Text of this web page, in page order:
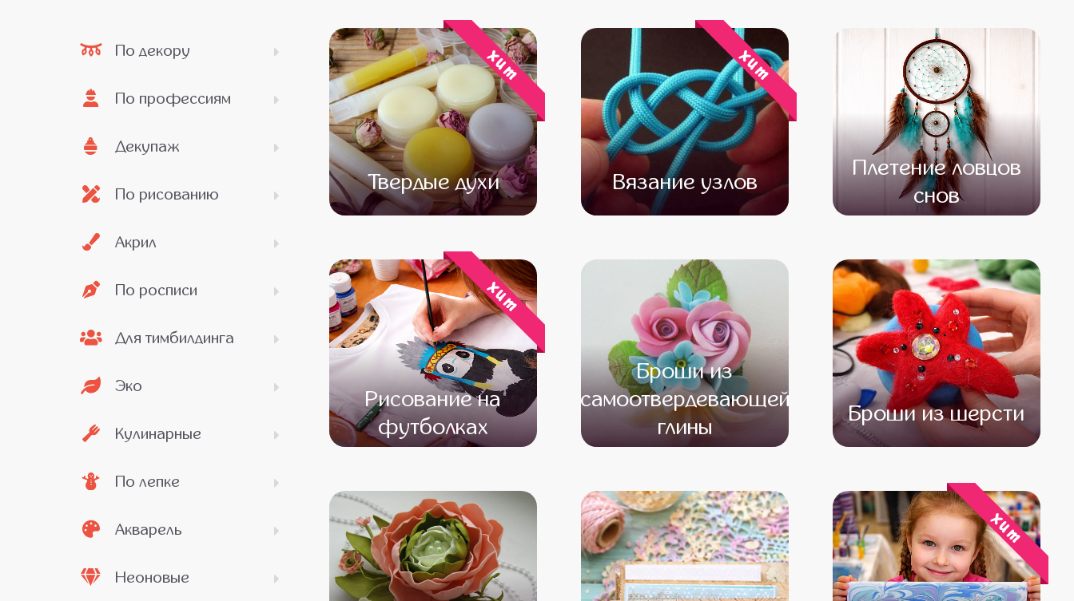
По декору
По профессиям
Декупаж
По рисованию
Акрил
По росписи
Для тимбилдинга
Эко
Кулинарные
По лепке
Акварель
Неоновые
Твердые духи
хит
Вязание узлов
хит
Плетение ловцов
снов
Рисование на
футболках
хит
Броши из
самоотвердевающей
глины
Броши из шерсти
хит